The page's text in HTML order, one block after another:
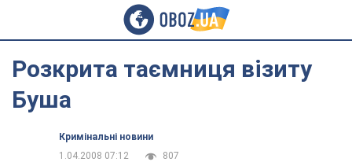
Розкрита таємниця візиту
Буша
Кримінальні новини
1.04.2008 07:12
807